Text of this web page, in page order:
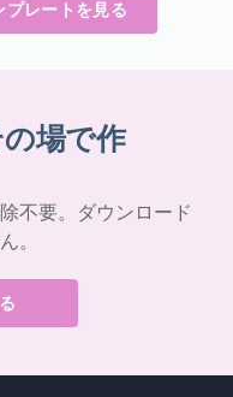
レートを見る
場で作
不要。ダウンロード
。